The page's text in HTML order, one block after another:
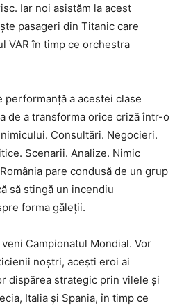
Iar noi asistăm la acest
pasageri din Titanic care
VAR în timp ce orchestra
performanță a acestei clase
de a transforma orice criză într-o
Consultări. Negocieri.
Scenarii. Analize. Nimic
pare condusă de un grup
să stingă un incendiu
forma găleții.
Campionatul Mondial. Vor
noștri, acești eroi ai
dispărea strategic prin vilele și
Italia și Spania, în timp ce